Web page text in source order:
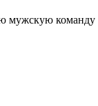
мужскую